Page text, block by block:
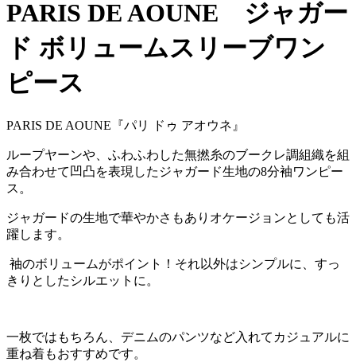
PARIS DE AOUNE ジャガー
ド ボリュームスリーブワン
ピース
PARIS DE AOUNE『パリ ドゥ アオウネ』
ループヤーンや、ふわふわした無撚糸のブークレ調組織を組
み合わせて凹凸を表現したジャガード生地の8分袖ワンピー
ス。
ジャガードの生地で華やかさもありオケージョンとしても活
躍します。
袖のボリュームがポイント！それ以外はシンプルに、すっ
きりとしたシルエットに。
一枚ではもちろん、デニムのパンツなど入れてカジュアルに
重ね着もおすすめです。